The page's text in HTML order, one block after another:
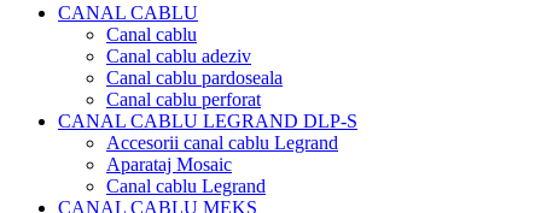
CANAL CABLU
Canal cablu
Canal cablu adeziv
Canal cablu pardoseala
Canal cablu perforat
CANAL CABLU LEGRAND DLP-S
Accesorii canal cablu Legrand
Aparataj Mosaic
Canal cablu Legrand
CANAL CABLU MEKS